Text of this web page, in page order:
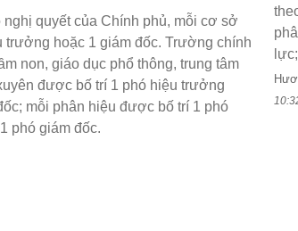
nghị quyết của Chính phủ, mỗi cơ sở
trưởng hoặc 1 giám đốc. Trường chính
non, giáo dục phổ thông, trung tâm
được bố trí 1 phó hiệu trưởng
mỗi phân hiệu được bố trí 1 phó
phó giám đốc.